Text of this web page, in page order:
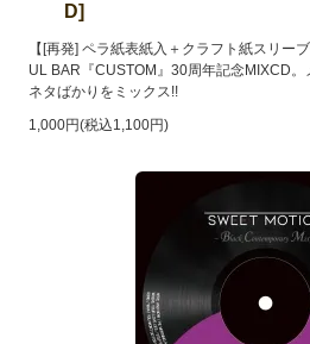
D]
【[再発] ペラ紙表紙入＋クラフト紙スリー
UL BAR『CUSTOM』30周年記念MIXCD
ネタばかりをミックス!!
1,000円(税込1,100円)